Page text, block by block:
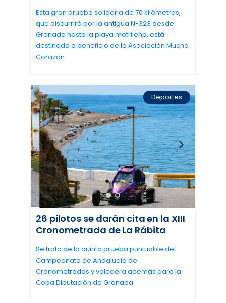
Esta gran prueba solidaria de 70 kilómetros,
que discurrirá por la antigua N-323 desde
Granada hasta la playa motrileña, está
destinada a beneficio de la Asociación Mucho
Corazón
Deportes
26 pilotos se darán cita en la XIII
Cronometrada de La Rábita
Se trata de la quinta prueba puntuable del
Campeonato de Andalucía de
Cronometradas y valedera además para la
Copa Diputación de Granada